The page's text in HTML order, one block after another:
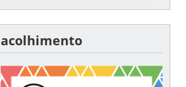
acolhimento